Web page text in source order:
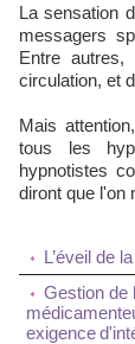
La sensation
messagers
Entre autres,
circulation, et
Mais
tous les
hypnotistes
diront que l'on
L’éveil de
Gestion de
exigence